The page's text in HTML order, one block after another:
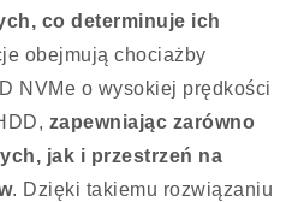
co determinuje ich
obejmują chociażby
NVMe o wysokiej prędkości
zapewniając zarówno
jak i przestrzeń na
. Dzięki takiemu rozwiązaniu